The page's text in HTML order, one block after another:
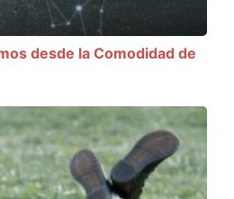
desde la Comodidad de